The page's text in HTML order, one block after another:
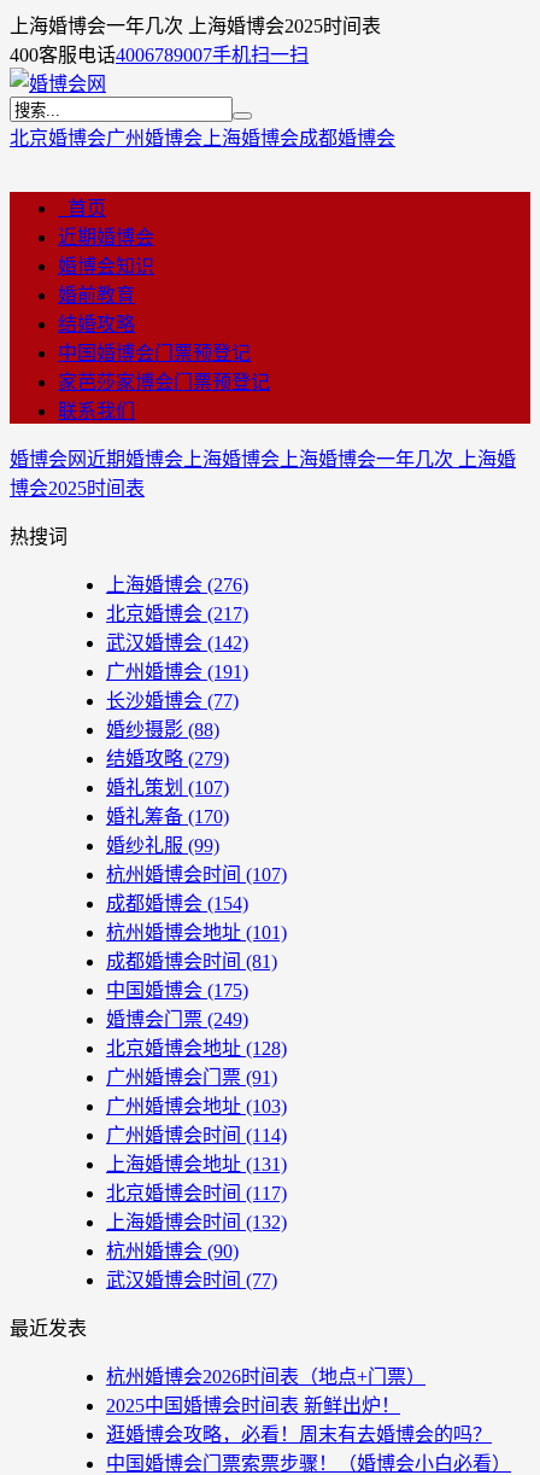
上海婚博会一年几次 上海婚博会2025时间表
400客服电话4006789007手机扫一扫
北京婚博会广州婚博会 上海婚博会成都婚博会
首页
近期婚博会
婚博会知识
婚前教育
结婚攻略
中国婚博会门票预登记
家芭莎家博会门票预登记
联系我们
婚博会网近期婚博会 上海婚博会 上海婚博会一年几次 上海婚
博会2025时间表
热搜词
上海婚博会 (276)
北京婚博会 (217)
武汉婚博会 (142)
广州婚博会 (191)
长沙婚博会 (77)
婚纱摄影 (88)
结婚攻略 (279)
婚礼策划 (107)
婚礼筹备 (170)
婚纱礼服 (99)
杭州婚博会时间 (107)
成都婚博会 (154)
杭州婚博会地址 (101)
成都婚博会时间 (81)
中国婚博会 (175)
婚博会门票 (249)
北京婚博会地址 (128)
广州婚博会门票 (91)
广州婚博会地址 (103)
广州婚博会时间 (114)
上海婚博会地址 (131)
北京婚博会时间 (117)
上海婚博会时间 (132)
杭州婚博会 (90)
武汉婚博会时间 (77)
最近发表
杭州婚博会2026时间表（地点+门票）
2025中国婚博会时间表 新鲜出炉！
逛婚博会攻略，必看！周末有去婚博会的吗？
中国婚博会门票索票步骤！（婚博会小白必看）